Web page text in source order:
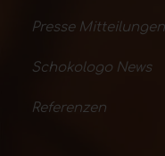
Presse Mitteilungen
Schokologo News
Referenzen